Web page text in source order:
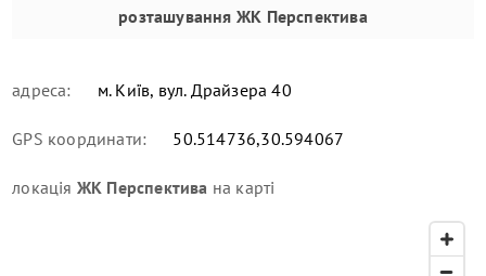
розташування ЖК Перспектива
адреса: м. Київ, вул. Драйзера 40
GPS координати: 50.514736,30.594067
локація ЖК Перспектива на карті